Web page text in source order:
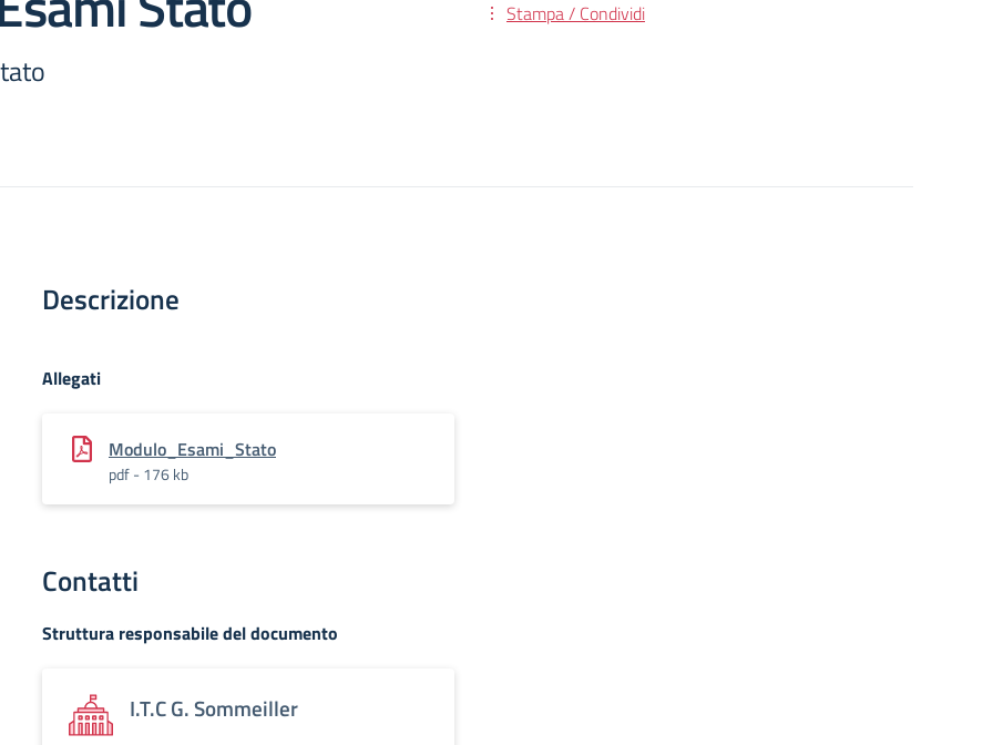
Stampa / Condividi
Descrizione
Allegati
Modulo_Esami_Stato
pdf - 176 kb
Contatti
Struttura responsabile del documento
I.T.C G. Sommeiller